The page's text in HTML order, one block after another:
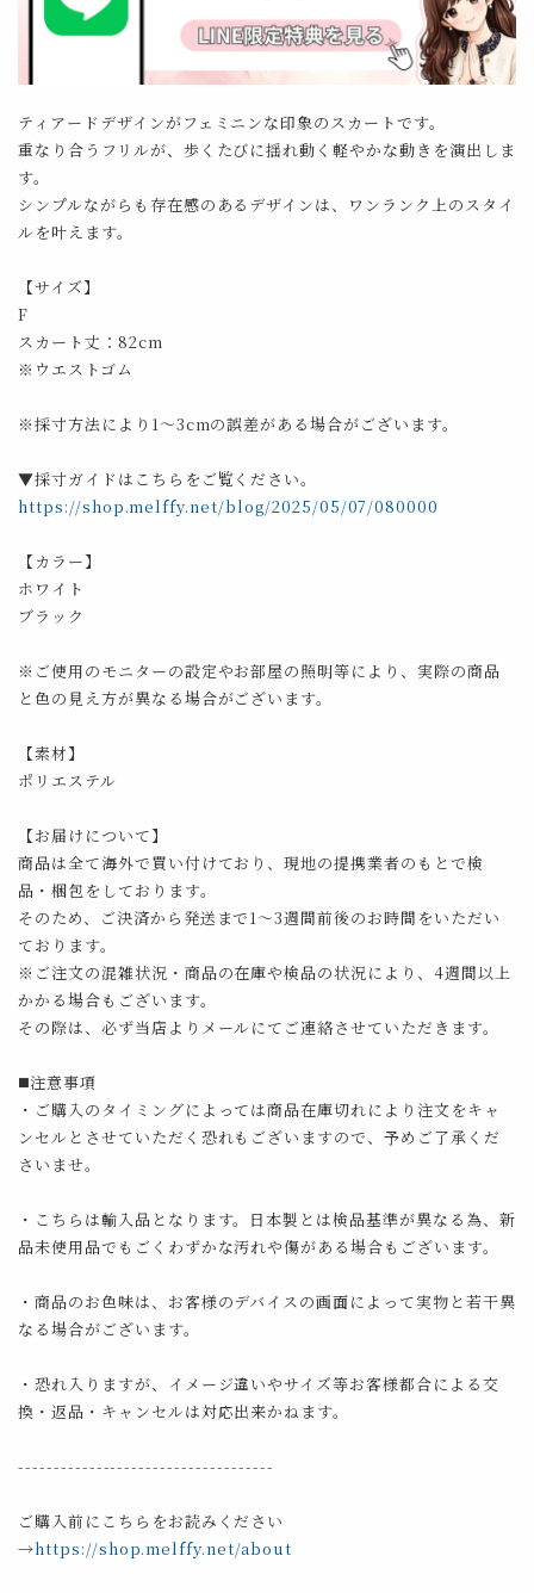
ティアードデザインがフェミニンな印象のスカートです。
重なり合うフリルが、歩くたびに揺れ動く軽やかな動きを演出しま
す。
シンプルながらも存在感のあるデザインは、ワンランク上のスタイ
ルを叶えます。
【サイズ】
F
スカート丈：82cm
※ウエストゴム
※採寸方法により1～3cmの誤差がある場合がございます。
▼採寸ガイドはこちらをご覧ください。
https://shop.melffy.net/blog/2025/05/07/080000
【カラー】
ホワイト
ブラック
※ご使用のモニターの設定やお部屋の照明等により、実際の商品
と色の見え方が異なる場合がございます。
【素材】
ポリエステル
【お届けについて】
商品は全て海外で買い付けており、現地の提携業者のもとで検
品・梱包をしております。
そのため、ご決済から発送まで1～3週間前後のお時間をいただい
ております。
※ご注文の混雑状況・商品の在庫や検品の状況により、4週間以上
かかる場合もございます。
その際は、必ず当店よりメールにてご連絡させていただきます。
◼️注意事項
・ご購入のタイミングによっては商品在庫切れにより注文をキャ
ンセルとさせていただく恐れもございますので、予めご了承くだ
さいませ。
・こちらは輸入品となります。日本製とは検品基準が異なる為、新
品未使用品でもごくわずかな汚れや傷がある場合もございます。
・商品のお色味は、お客様のデバイスの画面によって実物と若干異
なる場合がございます。
・恐れ入りますが、イメージ違いやサイズ等お客様都合による交
換・返品・キャンセルは対応出来かねます。
------------------------------------
ご購入前にこちらをお読みください
→https://shop.melffy.net/about